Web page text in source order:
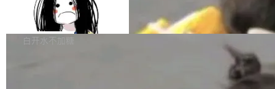
容的百科平台，被马斯克视为传统众包百科网站
维基百科的替代方案。Lawfare 调查发现，无论
热门页面还是低关注度页面，均未出现近期更
声明 LocaleResolver、注册 LocaleChangeInt
erceptor…五六步之后才能看到第一行翻译文
本。 Solon 换了个方式。整个 i18n 模块围绕三
Apache Doris 4.1 全面增强 Iceberg：
支持 UPDATE、MERGE INTO 与 Iceb
erg V3
Apache Doris 4.1 要补齐的，正是缺失的那一
半。在已有查询能力的基础上，Doris 进一步支
白开水不加糖